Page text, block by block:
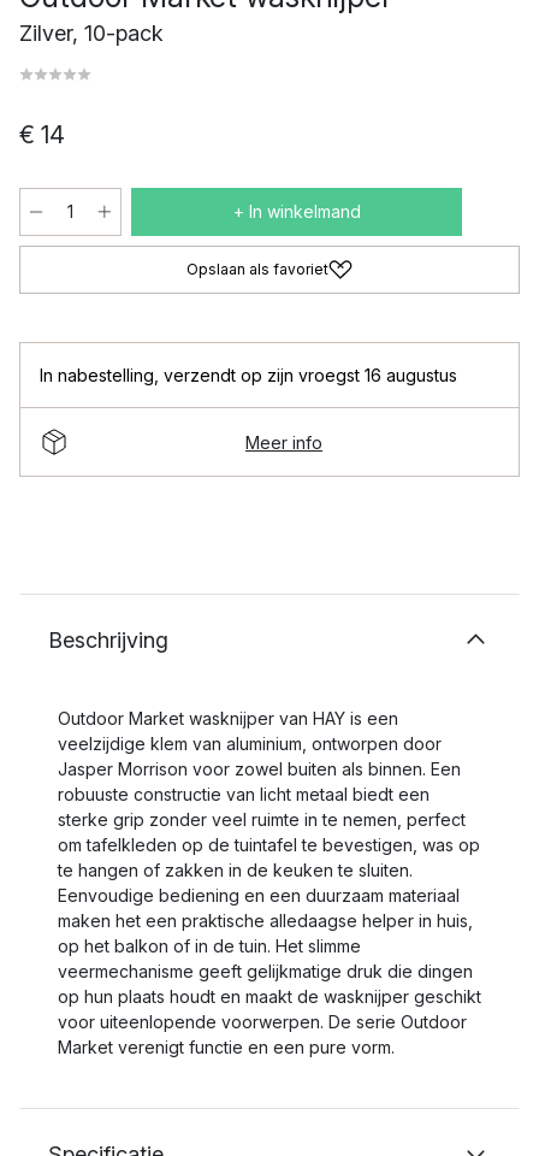
Zilver, 10-pack
€ 14
+ In winkelmand
Opslaan als favoriet
In nabestelling verzendt op zijn vroegst 16 augustus
Meer info
Beschrijving
Outdoor Market wasknijper van HAY is een
veelzijdige klem van aluminium, ontworpen door
Jasper Morrison voor zowel buiten als binnen. Een
robuuste constructie van licht metaal biedt een
sterke grip zonder veel ruimte in te nemen, perfect
om tafelkleden op de tuintafel te bevestigen, was op
te hangen of zakken in de keuken te sluiten.
Eenvoudige bediening en een duurzaam materiaal
maken het een praktische alledaagse helper in huis,
op het balkon of in de tuin. Het slimme
veermechanisme geeft gelijkmatige druk die dingen
op hun plaats houdt en maakt de wasknijper geschikt
voor uiteenlopende voorwerpen. De serie Outdoor
Market verenigt functie en een pure vorm.